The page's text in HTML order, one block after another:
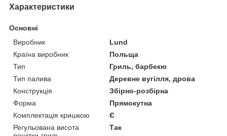
Характеристики
Основні
Виробник
Lund
Країна виробник
Польща
Тип
Гриль, барбекю
Тип палива
Деревне вугілля, дрова
Конструкція
Збірно-розбірна
Форма
Прямокутна
Комплектація кришкою
Є
Регульована висота
Так